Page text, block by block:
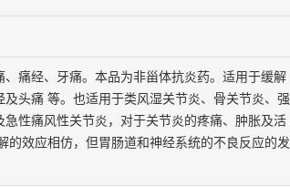
痛经、牙痛。本品为非甾体抗炎药。适用于缓解
头痛 等。也适用于类风湿关节炎、骨关节炎、强
急性痛风性关节炎，对于关节炎的疼痛、肿胀及活
效应相仿，但胃肠道和神经系统的不良反应的发